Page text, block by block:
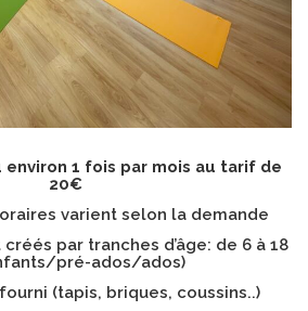
environ 1 fois par mois au tarif de
20€
varient selon la demande
par tranches d’âge: de 6 à 18
pré-ados/ados)
(tapis, briques, coussins..)